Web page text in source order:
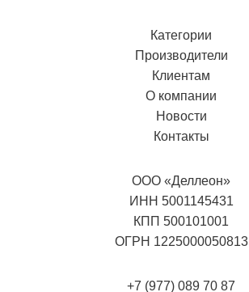
Категории
Производители
Клиентам
О компании
Новости
Контакты
ООО «Деллеон»
ИНН 5001145431
КПП 500101001
ОГРН 1225000050813
+7 (977) 089 70 87